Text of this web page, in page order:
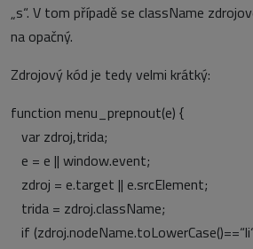
„s“. V tom případě se className
na opačný.
Zdrojový kód je tedy velmi krátký:
function menu_prepnout(e) {
var zdroj,trida;
e = e || window.event;
zdroj = e.target || e.srcElement;
trida = zdroj.className;
if